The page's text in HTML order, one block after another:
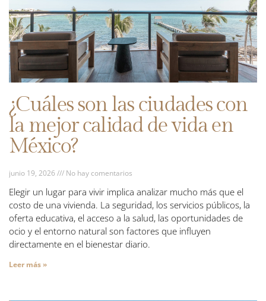
¿Cuáles son las ciudades con
la mejor calidad de vida en
México?
junio 19, 2026 No hay comentarios
Elegir un lugar para vivir implica analizar mucho más que el
costo de una vivienda. La seguridad, los servicios públicos, la
oferta educativa, el acceso a la salud, las oportunidades de
ocio y el entorno natural son factores que influyen
directamente en el bienestar diario.
Leer más »